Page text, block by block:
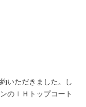
いただきました。し
のＩＨトップコート